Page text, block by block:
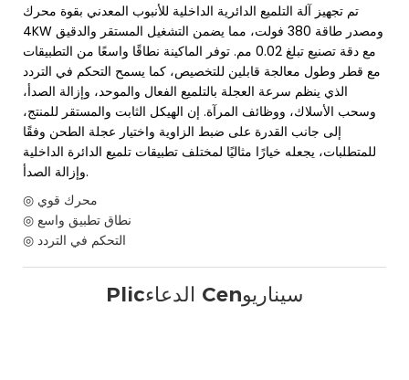
تم تجهيز آلة التلميع الدائرية الداخلية للأنبوب المعدني بقوة محرك
4KW ومصدر طاقة 380 فولت، مما يضمن التشغيل المستقر والدقيق
مع دقة تصنيع تبلغ 0.02 مم. توفر الماكينة نطاقًا واسعًا من التطبيقات
مع قطر وطول معالجة قابلين للتخصيص، كما يسمح التحكم في التردد
الذي ينظم سرعة العجلة بالتلميع الفعال والموحد، وإزالة الصدأ،
وسحب الأسلاك، ووظائف المرآة. إن الهيكل الثابت والمستقر للمنتج،
إلى جانب القدرة على ضبط الزاوية واختيار عجلة الطحن وفقًا
للمتطلبات، يجعله خيارًا مثاليًا لمختلف تطبيقات تلميع الدائرة الداخلية
وإزالة الصدأ.
◎ محرك قوي
◎ نطاق تطبيق واسع
◎ التحكم في التردد
Plicالدعاء Cenسيناريو